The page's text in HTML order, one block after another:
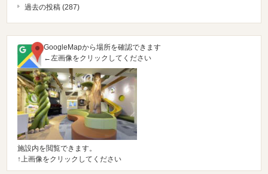
過去の投稿 (287)
GoogleMapから場所を確認できます
←左画像をクリックしてください
施設内を閲覧できます。
↑上画像をクリックしてください